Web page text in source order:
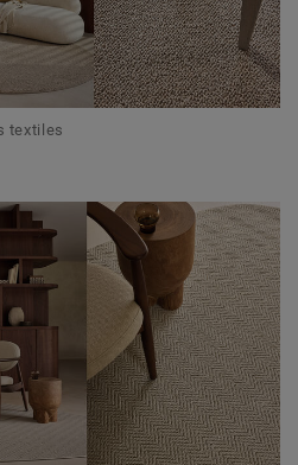
textiles